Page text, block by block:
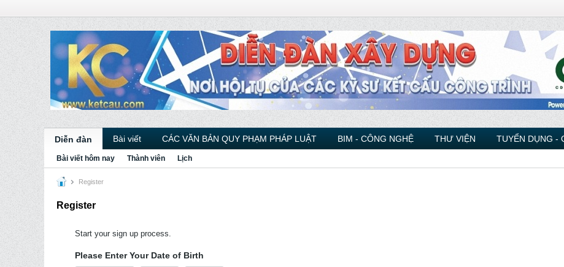
Diễn đàn Bài viết CÁC VĂN BẢN QUY PHẠM PHÁP LUẬT BIM - CÔNG NGHỆ THƯ VIỆN TUYỂN DỤNG -
Bài viết hôm nay Thành viên Lịch
Register
Register
Start your sign up process.
Please Enter Your Date of Birth